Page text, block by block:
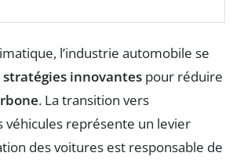
l’industrie automobile se
stratégies innovantes pour réduire
. La transition vers
véhicules représente un levier
des voitures est responsable de